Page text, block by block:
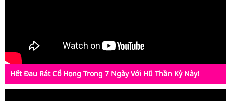
Hết Đau Rát Cổ Họng Trong 7 Ngày Với Hũ Thần Kỳ Này!